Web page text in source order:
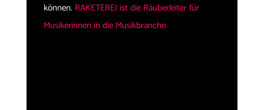
können. RAKETEREI ist die Räuberleiter für
Musikerinnen in die Musikbranche.